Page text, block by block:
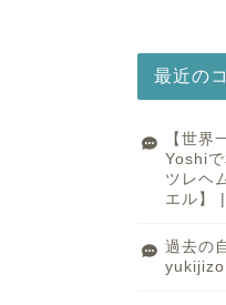
最近の
【世界
Yoshiで
ツレヘ
エル】
過去の
yukijizo